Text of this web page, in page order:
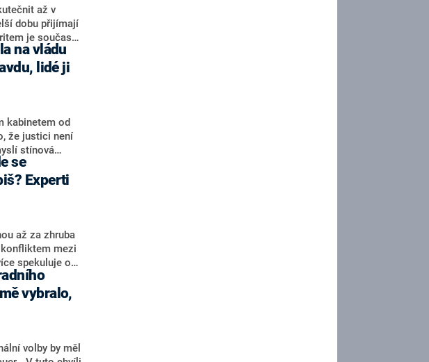
odchodem
Česko není
až v
dobu přijímají
je současná
bookmakeři
premiéra
Havlíčka.
poslanec za
nicméně
trojice
koalice dosud
na vládu
lidé ji
kabinetem od
že justici není
stínová
V
servítky
Jeronýma
pro lidská
na
se také
či promluvila o
Experti
až za zhruba
mezi
spekuluje o
současná
vytahují
Jak moc je
volbách 2028
vybralo,
volby by měl